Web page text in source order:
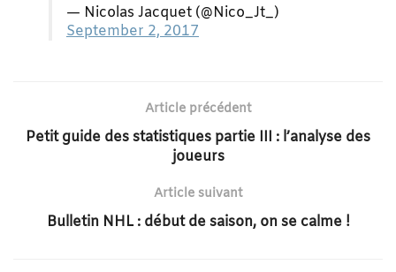
— Nicolas Jacquet (@Nico_Jt_)
September 2, 2017
Article précédent
Petit guide des statistiques partie III : l’analyse des
joueurs
Article suivant
Bulletin NHL : début de saison, on se calme !